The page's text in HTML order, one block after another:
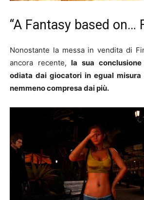
“A Fantasy based on…
Nonostante la messa in vendita di
ancora recente,la sua
odiata dai giocatori in egual misura
nemmeno compresa dai più.